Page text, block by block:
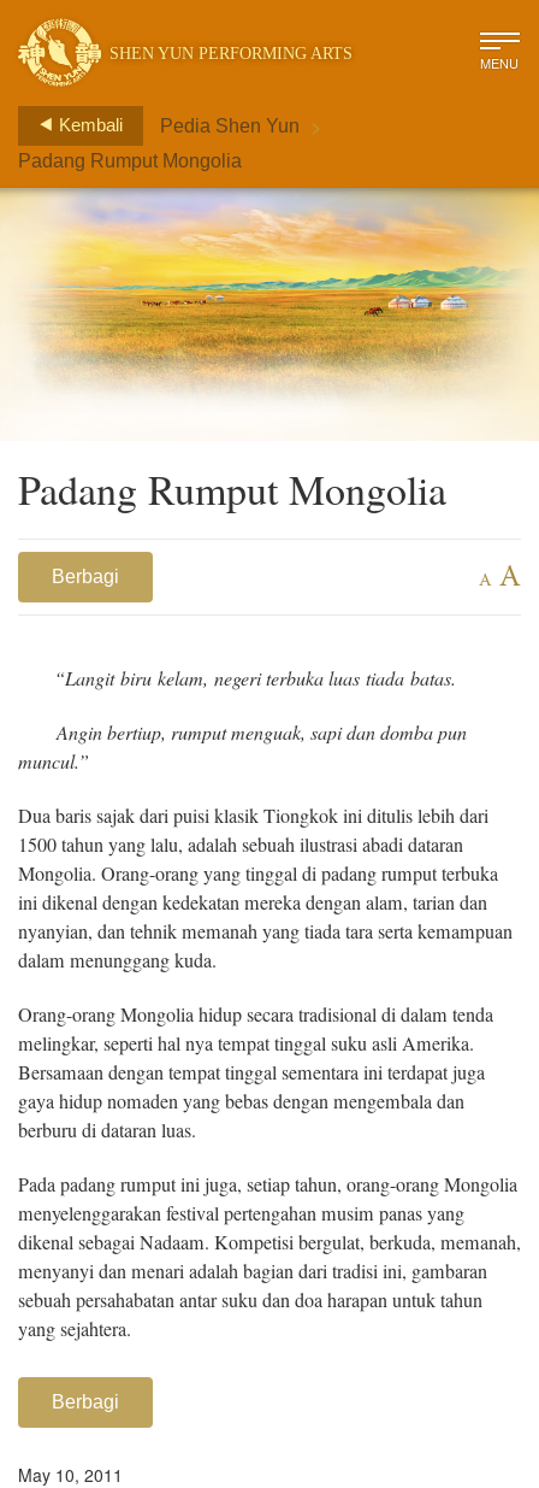
SHEN YUN PERFORMING ARTS MENU
Kembali Pedia Shen Yun >
Padang Rumput Mongolia
Padang Rumput Mongolia
Berbagi A A
“Langit biru kelam, negeri terbuka luas tiada batas.
Anginbertiup, rumputmenguak, sapi dan dombapun
muncul.”
Dua baris sajak dari puisi klasik Tiongkok ini ditulis lebih dari
1500 tahun yang lalu, adalah sebuah ilustrasi abadi dataran
Mongolia. Orang-orang yang tinggal di padang rumput terbuka
ini dikenal dengan kedekatan mereka dengan alam, tarian dan
nyanyian, dan tehnik memanah yang tiada tara serta kemampuan
dalam menunggang kuda.
Orang-orang Mongolia hidup secara tradisional di dalam tenda
melingkar, seperti hal nya tempat tinggal suku asli Amerika.
Bersamaan dengan tempat tinggal sementara ini terdapat juga
gaya hidup nomaden yang bebas dengan mengembala dan
berburu di dataran luas.
Pada padang rumput ini juga, setiap tahun, orang-orang Mongolia
menyelenggarakan festival pertengahan musim panas yang
dikenal sebagai Nadaam. Kompetisi bergulat, berkuda, memanah,
menyanyi dan menari adalah bagian dari tradisi ini, gambaran
sebuah persahabatan antar suku dan doa harapan untuk tahun
yang sejahtera.
Berbagi
May 10, 2011